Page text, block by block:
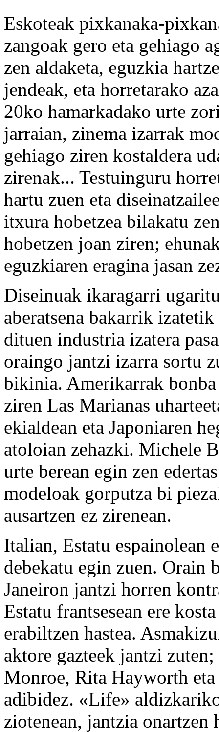
Eskoteak pixkanaka-
zangoak gero eta gehiago
zen aldaketa, eguzkia
jendeak, eta horretarako
20ko hamarkadako urte
jarraian, zinema izarrak
gehiago ziren kostaldera
zirenak... Testuinguru
hartu zuen eta
itxura hobetzea bilakatu
hobetzen joan ziren;
eguzkiaren eragina jasan
Diseinuak ikaragarri
aberatsena bakarrik
dituen industria izatera
oraingo jantzi izarra sortu
bikinia. Amerikarrak
ziren Las Marianas
ekialdean eta Japoniaren
atoloian zehazki. Michele
urte berean egin zen
modeloak gorputza bi
ausartzen ez zirenean.
Italian, Estatu espainolean
debekatu egin zuen.
Janeiron jantzi horren
Estatu frantsesean ere
erabiltzen hastea.
aktore gazteek jantzi
Monroe, Rita Hayworth
adibidez. «Life»
ziotenean, jantzia onartzen